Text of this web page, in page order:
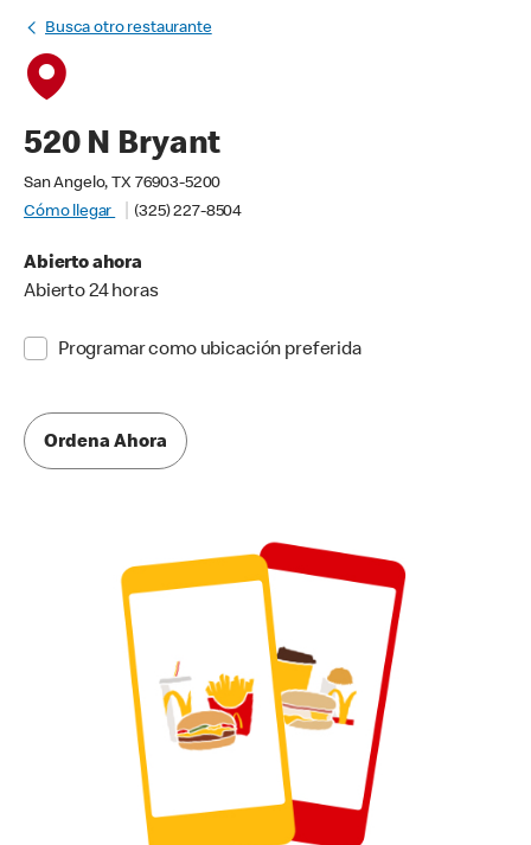
Busca otro restaurante
520 N Bryant
San Angelo, TX 76903-5200
Cómo llegar
(325) 227-8504
Abierto ahora
Abierto 24 horas
Programar como ubicación preferida
Ordena Ahora